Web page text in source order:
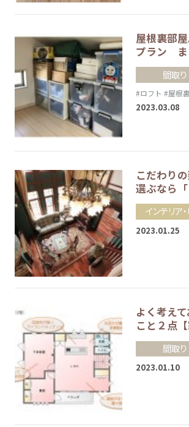
屋根裏部
プラン ま
間取り
#ロフト #屋根
2023.03.08
こだわり
選ぶなら
インテリア
2023.01.25
よく考え
こと２点
間取り
2023.01.10